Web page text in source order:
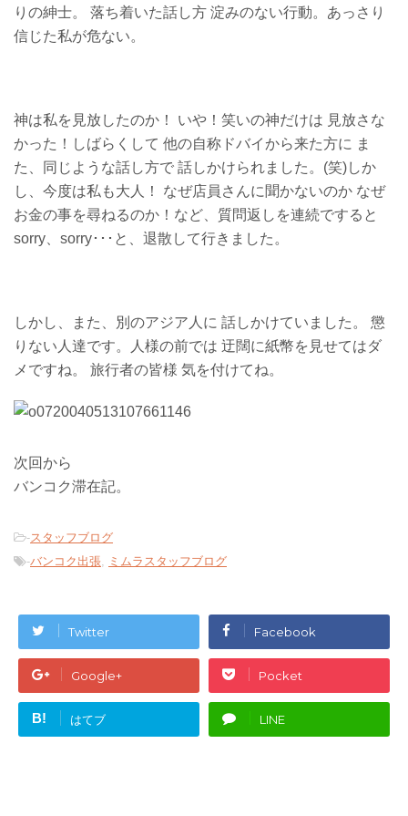
りの紳士。 落ち着いた話し方 淀みのない行動。あっさり
信じた私が危ない。
神は私を見放したのか！ いや！笑いの神だけは 見放さな
かった！しばらくして 他の自称ドバイから来た方に ま
た、同じような話し方で 話しかけられました。(笑)しか
し、今度は私も大人！ なぜ店員さんに聞かないのか なぜ
お金の事を尋ねるのか！など、質問返しを連続ですると
sorry、sorry･･･と、退散して行きました。
しかし、また、別のアジア人に 話しかけていました。 懲
りない人達です。人様の前では 迂闊に紙幣を見せてはダ
メですね。 旅行者の皆様 気を付けてね。
次回から
バンコク滞在記。
-スタッフブログ
-バンコク出張, ミムラスタッフブログ
Twitter Facebook
Google+ Pocket
B! はてブ LINE